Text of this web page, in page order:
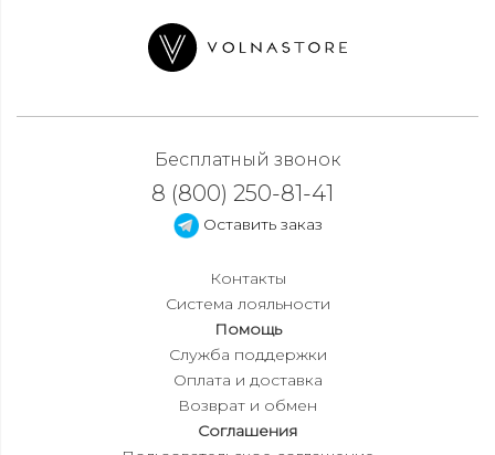
Бесплатный звонок
8 (800) 250-81-41
Оставить заказ
Контакты
Система лояльности
Помощь
Служба поддержки
Оплата и доставка
Возврат и обмен
Соглашения